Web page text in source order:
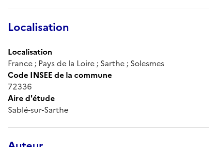
Localisation
Localisation
France ; Pays de la Loire ; Sarthe ; Solesmes
Code INSEE de la commune
72336
Aire d'étude
Sablé-sur-Sarthe